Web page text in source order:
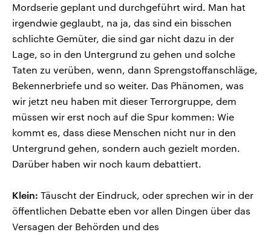
Mordserie geplant und durchgeführt wird. Man hat
irgendwie geglaubt, na ja, das sind ein bisschen
schlichte Gemüter, die sind gar nicht dazu in der
Lage, so in den Untergrund zu gehen und solche
Taten zu verüben, wenn, dann Sprengstoffanschläge,
Bekennerbriefe und so weiter. Das Phänomen, was
wir jetzt neu haben mit dieser Terrorgruppe, dem
müssen wir erst noch auf die Spur kommen: Wie
kommt es, dass diese Menschen nicht nur in den
Untergrund gehen, sondern auch gezielt morden.
Darüber haben wir noch kaum debattiert.
Klein: Täuscht der Eindruck, oder sprechen wir in der
öffentlichen Debatte eben vor allen Dingen über das
Versagen der Behörden und des